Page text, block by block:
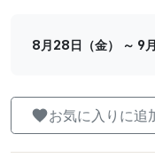
8月28日（金） ～ 9
お気に入りに追